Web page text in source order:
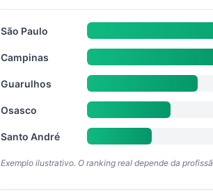
São Paulo
Campinas
Guarulhos
Osasco
Santo André
Exemplo ilustrativo. O ranking real depende da